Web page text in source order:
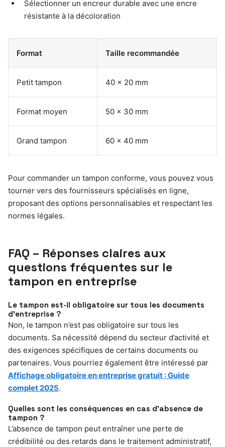
Sélectionner un encreur durable avec une encre
résistante à la décoloration
Format Taille recommandée
Petit tampon 40 x 20 mm
Format moyen 50 x 30 mm
Grand tampon 60 x 40 mm
Pour commander un tampon conforme, vous pouvez vous
tourner vers des fournisseurs spécialisés en ligne,
proposant des options personnalisables et respectant les
normes légales.
FAQ – Réponses claires aux
questions fréquentes sur le
tampon en entreprise
Le tampon est-il obligatoire sur tous les documents
d’entreprise ?
Non, le tampon n’est pas obligatoire sur tous les
documents. Sa nécessité dépend du secteur d’activité et
des exigences spécifiques de certains documents ou
partenaires. Vous pourriez également être intéressé par
Affichage obligatoire en entreprise gratuit : Guide
complet 2025.
Quelles sont les conséquences en cas d’absence de
tampon ?
L’absence de tampon peut entraîner une perte de
crédibilité ou des retards dans le traitement administratif,